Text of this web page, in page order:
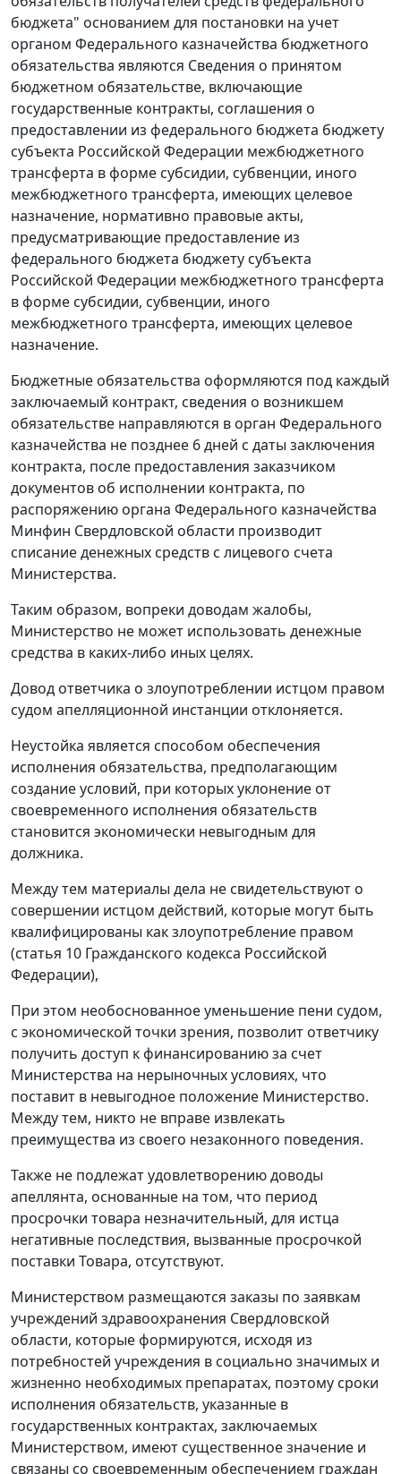
бюджета" основанием для постановки на учет
органом Федерального казначейства бюджетного
обязательства являются Сведения о принятом
бюджетном обязательстве, включающие
государственные контракты, соглашения о
предоставлении из федерального бюджета бюджету
субъекта Российской Федерации межбюджетного
трансферта в форме субсидии, субвенции, иного
межбюджетного трансферта, имеющих целевое
назначение, нормативно правовые акты,
предусматривающие предоставление из
федерального бюджета бюджету субъекта
Российской Федерации межбюджетного трансферта
в форме субсидии, субвенции, иного
межбюджетного трансферта, имеющих целевое
назначение.
Бюджетные обязательства оформляются под каждый
заключаемый контракт, сведения о возникшем
обязательстве направляются в орган Федерального
казначейства не позднее 6 дней с даты заключения
контракта, после предоставления заказчиком
документов об исполнении контракта, по
распоряжению органа Федерального казначейства
Минфин Свердловской области производит
списание денежных средств с лицевого счета
Министерства.
Таким образом, вопреки доводам жалобы,
Министерство не может использовать денежные
средства в каких-либо иных целях.
Довод ответчика о злоупотреблении истцом правом
судом апелляционной инстанции отклоняется.
Неустойка является способом обеспечения
исполнения обязательства, предполагающим
создание условий, при которых уклонение от
своевременного исполнения обязательств
становится экономически невыгодным для
должника.
Между тем материалы дела не свидетельствуют о
совершении истцом действий, которые могут быть
квалифицированы как злоупотребление правом
(статья 10 Гражданского кодекса Российской
Федерации),
При этом необоснованное уменьшение пени судом,
с экономической точки зрения, позволит ответчику
получить доступ к финансированию за счет
Министерства на нерыночных условиях, что
поставит в невыгодное положение Министерство.
Между тем, никто не вправе извлекать
преимущества из своего незаконного поведения.
Также не подлежат удовлетворению доводы
апеллянта, основанные на том, что период
просрочки товара незначительный, для истца
негативные последствия, вызванные просрочкой
поставки Товара, отсутствуют.
Министерством размещаются заказы по заявкам
учреждений здравоохранения Свердловской
области, которые формируются, исходя из
потребностей учреждения в социально значимых и
жизненно необходимых препаратах, поэтому сроки
исполнения обязательств, указанные в
государственных контрактах, заключаемых
Министерством, имеют существенное значение и
связаны со своевременным обеспечением граждан